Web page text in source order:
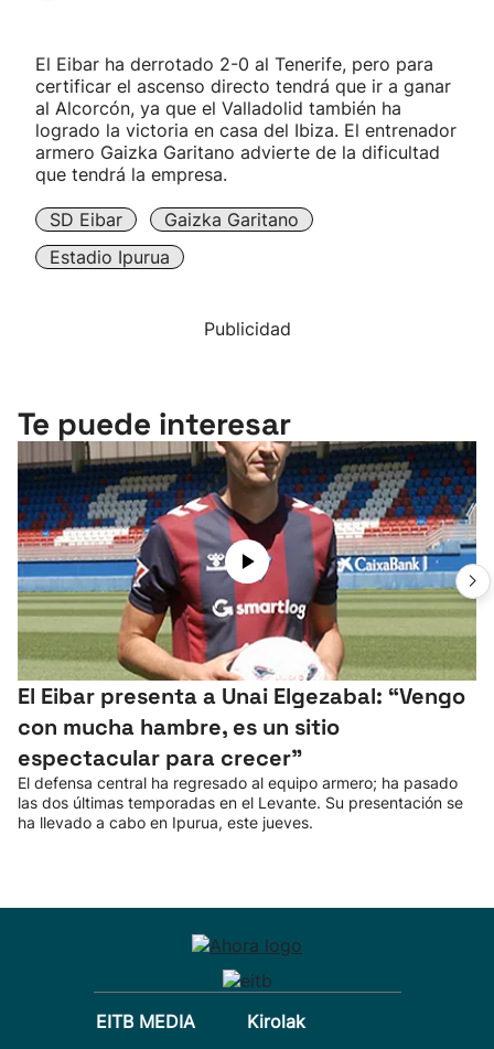
El Eibar ha derrotado 2-0 al Tenerife, pero para
certificar el ascenso directo tendrá que ir a ganar
al Alcorcón, ya que el Valladolid también ha
logrado la victoria en casa del Ibiza. El entrenador
armero Gaizka Garitano advierte de la dificultad
que tendrá la empresa.
SD Eibar
Gaizka Garitano
Estadio Ipurua
Publicidad
Te puede interesar
El Eibar presenta a Unai Elgezabal: “Vengo
con mucha hambre, es un sitio
espectacular para crecer”
El defensa central ha regresado al equipo armero; ha pasado
las dos últimas temporadas en el Levante. Su presentación se
ha llevado a cabo en Ipurua, este jueves.
EITB MEDIA
Kirolak